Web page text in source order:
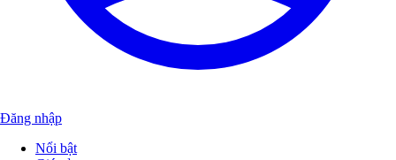
Đăng nhập
Nổi bật